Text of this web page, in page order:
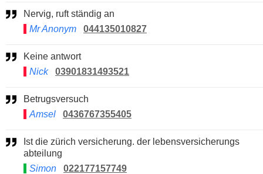
Nervig, ruft ständig an
Mr Anonym
044135010827
Keine antwort
Nick
03901831493521
Betrugsversuch
Amsel
0436767355405
abteilung
Simon
022177157749